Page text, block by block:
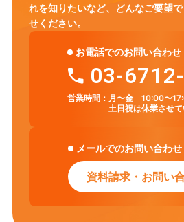
れを知りたいなど、
どんなご要望
せください。
お電話でのお問い合わせ
03-
営業時間： 月〜金 10:00〜
土日祝は休業させて
メールでのお問い合わせ
資料請求・お問い